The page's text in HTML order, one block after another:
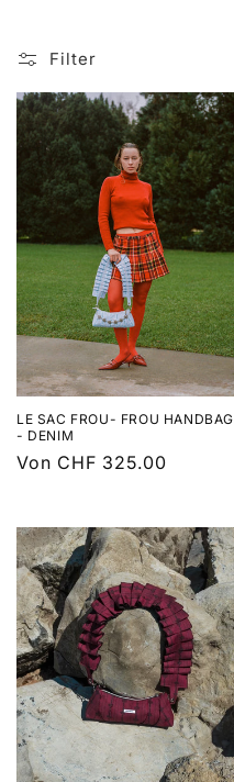
t
e
g
o
r
i
e
:
Filter
LE SAC FROU- FROU HANDBAG
- DENIM
Normaler
Von CHF 325.00